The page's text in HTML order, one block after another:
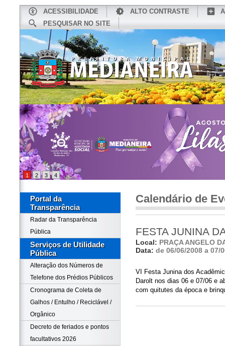
ACESSIBILIDADE ALTO CONTRASTE
PESQUISAR NO SITE
CONHEÇA MEDIANEIRA
1 2 3 4
Portal da
Transparência
Radar da Transparência
Pública
Serviços de Utilidade
Pública
Alteração dos Números de
Telefone dos Prédios Públicos
Cronograma de Coleta de
Galhos / Entulho / Reciclável /
Orgânico
Decreto de feriados e pontos
facultativos 2026
Calendário de
FESTA JUNINA
Local: PRAÇA ANGELO
Data: de 06/06/2008 a 07/
VI Festa Junina dos
Darolt nos dias 06 e 07/06 e
com quitutes da época e